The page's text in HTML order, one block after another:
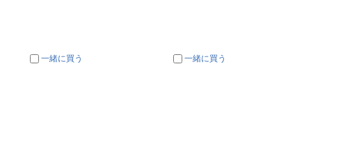
一緒に買う 一緒に買う